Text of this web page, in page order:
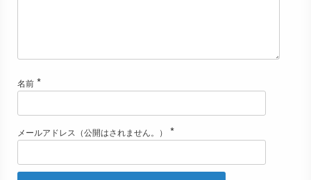
名前 *
メールアドレス（公開はされません。） *